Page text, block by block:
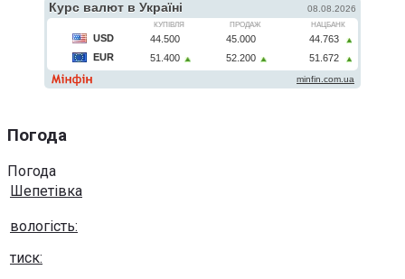
Погода
Погода
Шепетівка
вологість:
тиск: